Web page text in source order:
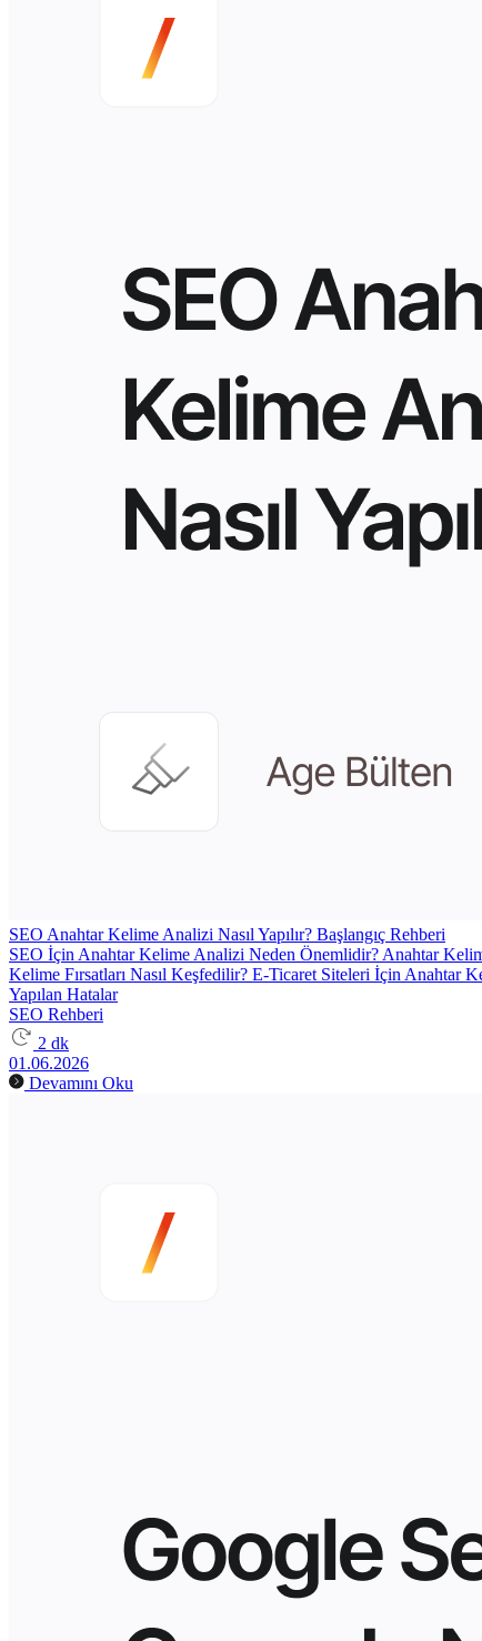
SEO Anahtar Kelime Analizi Nasıl Yapılır? Başlangıç Rehberi
SEO İçin Anahtar Kelime Analizi Neden Önemlidir? Anahtar
Kelime Fırsatları Nasıl Keşfedilir? E-Ticaret Siteleri İçin Anahtar
Yapılan Hatalar
SEO Rehberi
2 dk
01.06.2026
Devamını Oku